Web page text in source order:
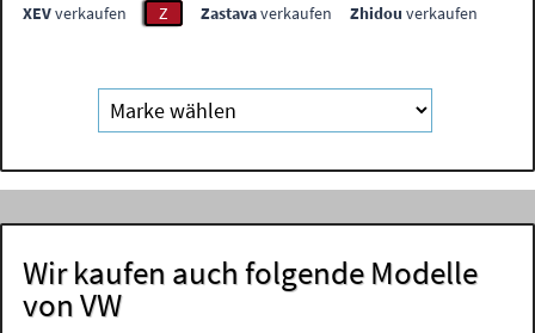
XEVverkaufen Z Zastavaverkaufen Zhidou verkaufen
Wir kaufen auch folgende Modelle
von VW